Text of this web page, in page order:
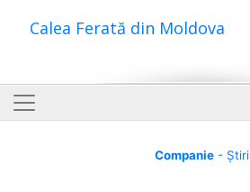
Calea Ferată din Moldova
Companie- Știri